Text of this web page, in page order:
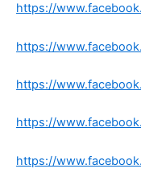
https://
https://
https://
https://
https://